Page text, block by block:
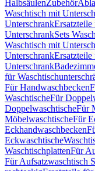
HalbsäulenZubehör
Waschtisch mit
Unterschrank
UnterschrankSets
Waschtisch mit
Unterschrank
Unterschrank
für
Für Handwaschbecken
WaschtischeFür
DoppelwaschtischeFür
MöbelwaschtischeFür
Eckhandwaschbecken
Eckwaschtische
WaschtischplattenFür
Für Aufsatzwaschtisch